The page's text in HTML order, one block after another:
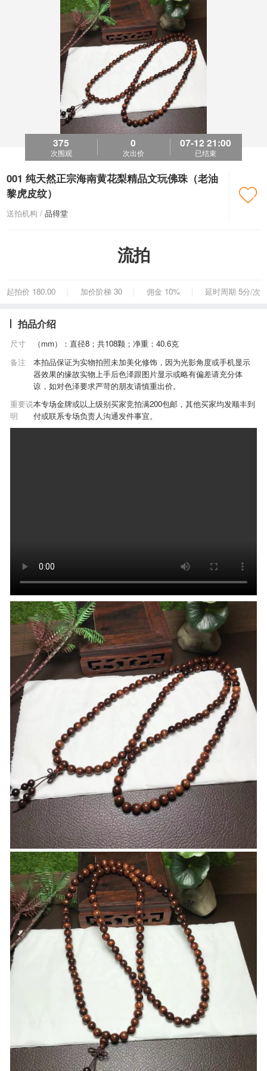
375
次围观
0
次出价
07-12 21:00
已结束
001 纯天然正宗海南黄花梨精品文玩佛珠（老油
黎虎皮纹）
送拍机构 /品得堂

流拍
起拍价 180.00 加价阶梯 30 佣金 10% 延时周期 5分/次
拍品介绍
尺寸
（mm）：直径8；共108颗；净重：40.6克
备注
本拍品保证为实物拍照未加美化修饰，因为光影角度或手机显示
器效果的缘故实物上手后色泽跟图片显示或略有偏差请充分体
谅，如对色泽要求严苛的朋友请慎重出价。
重要说
明
本专场金牌或以上级别买家竞拍满200包邮，其他买家均发顺丰到
付或联系专场负责人沟通发件事宜。